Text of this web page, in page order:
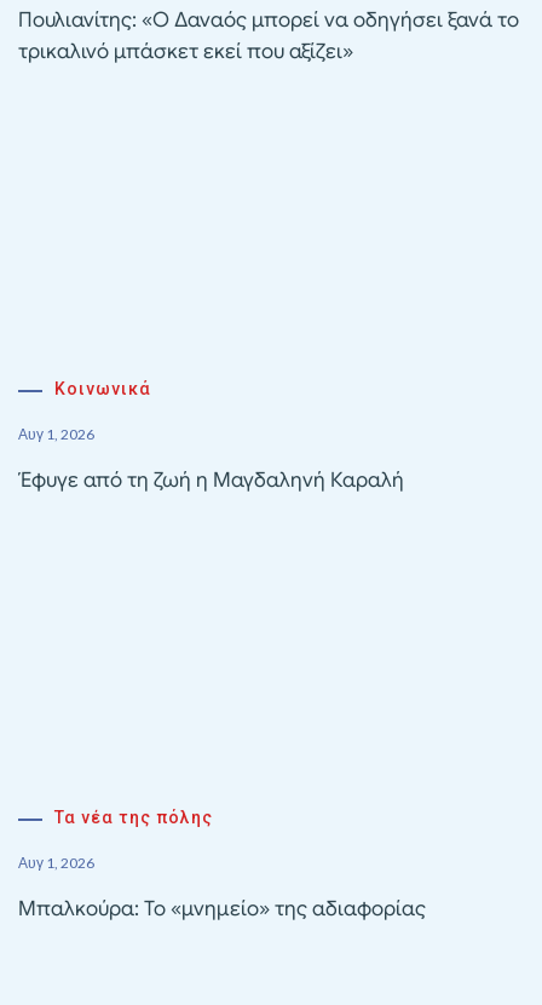
Πουλιανίτης: «Ο Δαναός μπορεί να οδηγήσει ξανά το
τρικαλινό μπάσκετ εκεί που αξίζει»
Κοινωνικά
Αυγ 1, 2026
Έφυγε από τη ζωή η Μαγδαληνή Καραλή
Τα νέα της πόλης
Αυγ 1, 2026
Μπαλκούρα: Το «μνημείο» της αδιαφορίας